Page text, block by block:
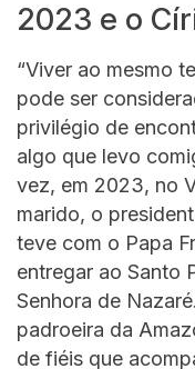
2023 e o
“Viver ao mesmo
pode ser
privilégio de
algo que levo
vez, em 2023, no
marido, o
teve com o Papa
entregar ao Santo
Senhora de
padroeira da
de fiéis que